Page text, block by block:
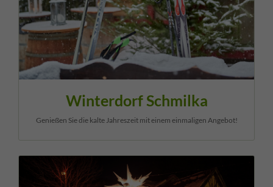
Winterdorf Schmilka
Genießen Sie die kalte Jahreszeit mit einem einmaligen Angebot!